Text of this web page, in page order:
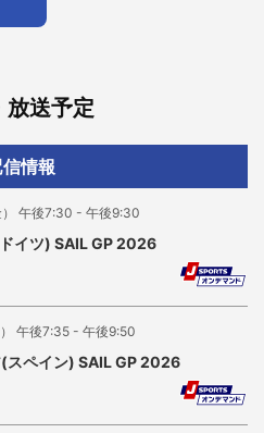
放送予定
情報
午後7:30 - 午後9:30
イツ) SAIL GP 2026
午後7:35 - 午後9:50
スペイン) SAIL GP 2026